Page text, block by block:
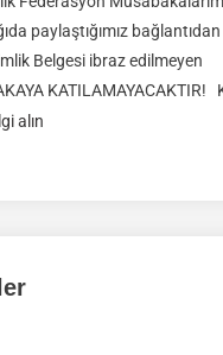
paylaştığımız
Belgesi ibraz edilmeyen
KATILAMAYACAKTIR!
alın: